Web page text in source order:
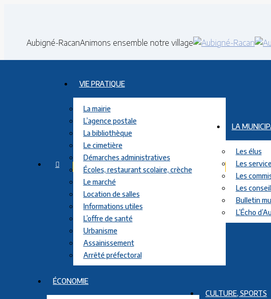
largeurAubigné-RacanAnimons ensemble notre village
VIE PRATIQUE
La mairie
L’agence postale
La bibliothèque
Le cimetière
Démarches administratives
Écoles, restaurant scolaire, crèche
Le marché
Location de salles
Informations utiles
L’offre de santé
Urbanisme
Assainissement
Arrêté préfectoral
LA
Les élus
Les
Les
Les
Bulletin
L’Écho
ÉCONOMIE
CULTURE, SPORTS